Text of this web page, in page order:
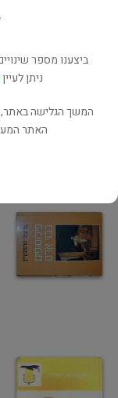
ביצענו מספר
ניתן לעיין
המשך הגלישה באתר,
האתר